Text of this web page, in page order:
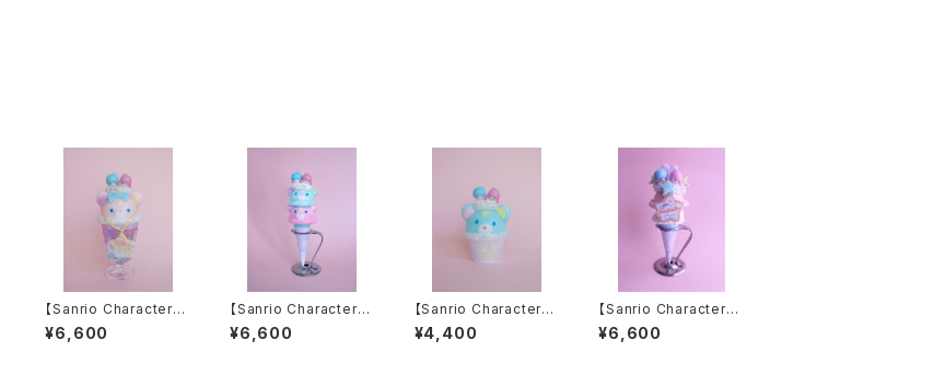
【Sanrio Characters】
Little Twin Stars be
ar parfait candle
¥6,600
【Sanrio Characters】
Little Twin Stars be
ar ice candle
¥6,600
【Sanrio Characters】
Little Twin Stars be
ar cup candle
¥4,400
【Sanrio Characters】
Little Twin Stars ice
candle
¥6,600